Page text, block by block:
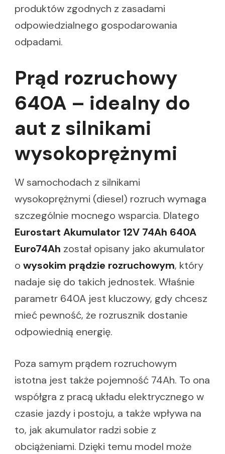
produktów zgodnych z zasadami
odpowiedzialnego gospodarowania
odpadami.
Prąd rozruchowy
640A – idealny do
aut z silnikami
wysokoprężnymi
W samochodach z silnikami
wysokoprężnymi (diesel) rozruch wymaga
szczególnie mocnego wsparcia. Dlatego
Eurostart Akumulator 12V 74Ah 640A
Euro74Ah został opisany jako akumulator
o wysokim prądzie rozruchowym, który
nadaje się do takich jednostek. Właśnie
parametr 640A jest kluczowy, gdy chcesz
mieć pewność, że rozrusznik dostanie
odpowiednią energię.
Poza samym prądem rozruchowym
istotna jest także pojemność 74Ah. To ona
współgra z pracą układu elektrycznego w
czasie jazdy i postoju, a także wpływa na
to, jak akumulator radzi sobie z
obciążeniami. Dzięki temu model może